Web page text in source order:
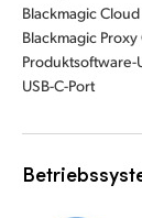
Blackmagic
Blackmagic
Produktsoftware-
USB-C-Port